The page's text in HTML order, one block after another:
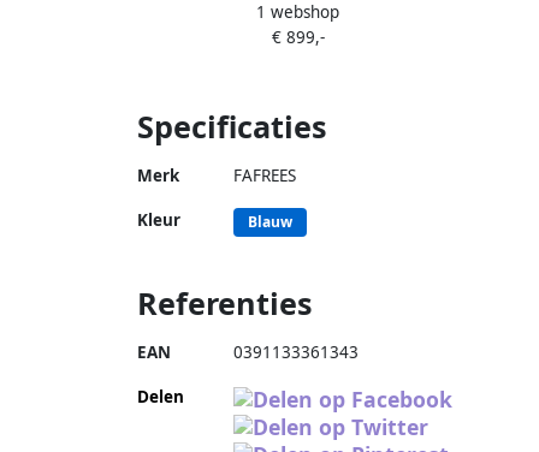
Motor 36V 20Ah Accu 20x3 Banden
90km Bereik 25 km u Snelheid Rood
1 webshop
€ 899,-
Specificaties
Merk FAFREES
Kleur Blauw
Referenties
EAN 0391133361343
Delen